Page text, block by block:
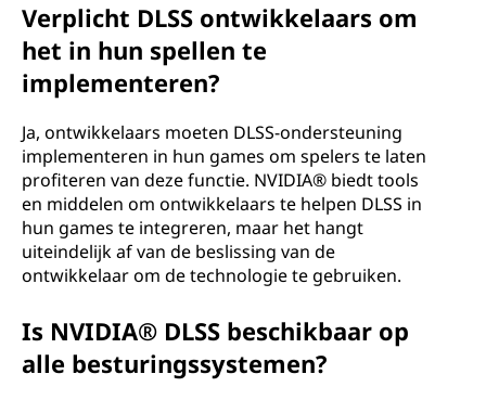
Verplicht DLSS ontwikkelaars om
het in hun spellen te
implementeren?
Ja, ontwikkelaars moeten DLSS-ondersteuning
implementeren in hun games om spelers te laten
profiteren van deze functie. NVIDIA® biedt tools
en middelen om ontwikkelaars te helpen DLSS in
hun games te integreren, maar het hangt
uiteindelijk af van de beslissing van de
ontwikkelaar om de technologie te gebruiken.
Is NVIDIA® DLSS beschikbaar op
alle besturingssystemen?